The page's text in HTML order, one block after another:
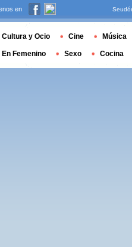
en
Cultura y Ocio Cine Música
En Femenino Sexo Cocina